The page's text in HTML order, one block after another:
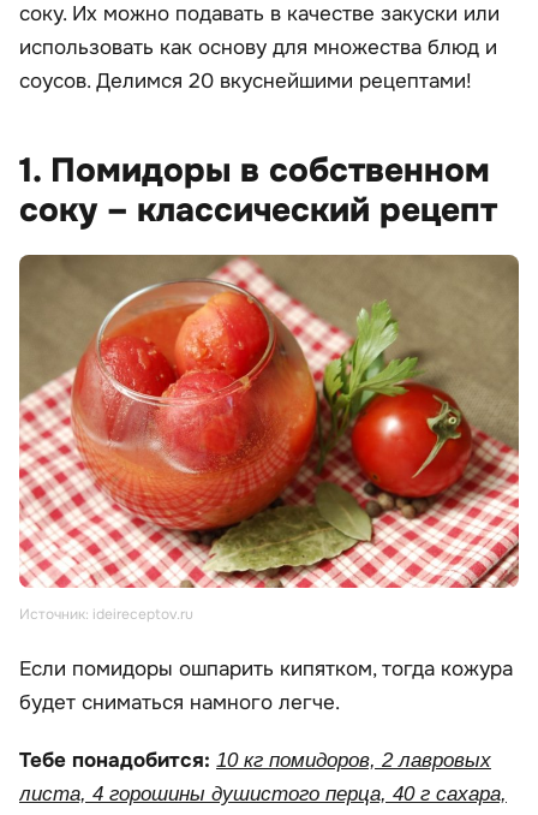
соку. Их можно подавать в качестве закуски или
использовать как основу для множества блюд и
соусов. Делимся 20 вкуснейшими рецептами!
1. Помидоры в собственном
соку – классический рецепт
Источник: ideireceptov.ru
Если помидоры ошпарить кипятком, тогда кожура
будет сниматься намного легче.
Тебе понадобится: 10 кг помидоров, 2 лавровых
листа, 4 горошины душистого перца, 40 г сахара,